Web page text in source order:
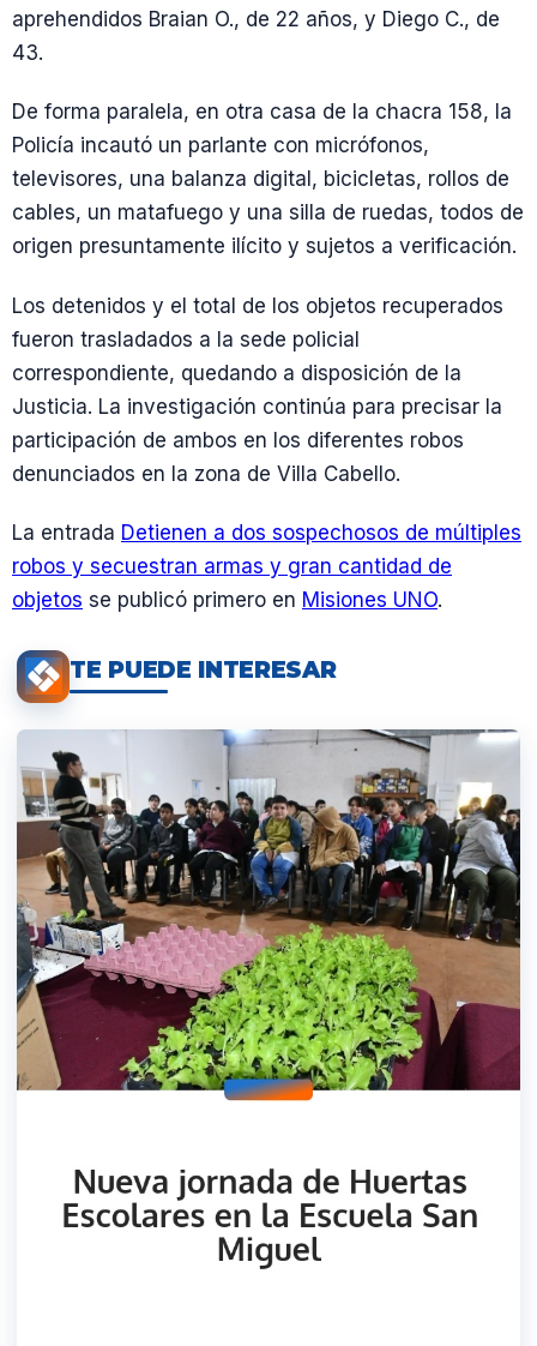
aprehendidos Braian O., de 22 años, y Diego C., de
43.
De forma paralela, en otra casa de la chacra 158, la
Policía incautó un parlante con micrófonos,
televisores, una balanza digital, bicicletas, rollos de
cables, un matafuego y una silla de ruedas, todos de
origen presuntamente ilícito y sujetos a verificación.
Los detenidos y el total de los objetos recuperados
fueron trasladados a la sede policial
correspondiente, quedando a disposición de la
Justicia. La investigación continúa para precisar la
participación de ambos en los diferentes robos
denunciados en la zona de Villa Cabello.
La entrada Detienen a dos sospechosos de múltiples
robos y secuestran armas y gran cantidad de
objetos se publicó primero en Misiones UNO.
TE PUEDE INTERESAR